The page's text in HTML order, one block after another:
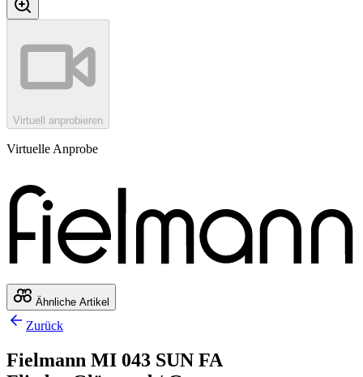
Virtuell anprobieren
Virtuelle Anprobe
Ähnliche Artikel
Zurück
Fielmann MI 043 SUN FA